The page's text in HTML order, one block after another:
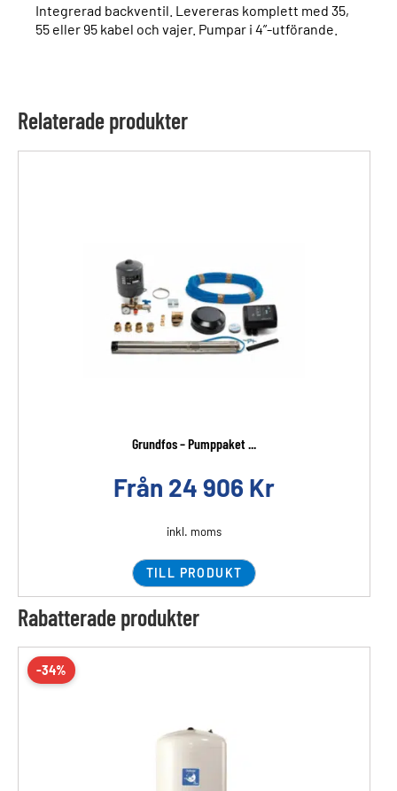
Integrerad backventil. Levereras komplett med 35,
55 eller 95 kabel och vajer. Pumpar i 4”-utförande.
Relaterade produkter
Grundfos – Pumppaket ...
Från 24 906 Kr
inkl. moms
TILL PRODUKT
Rabatterade produkter
-34%